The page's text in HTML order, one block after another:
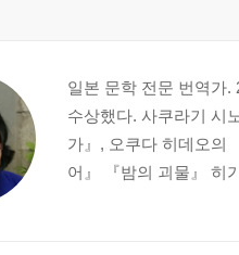
일본 문학 전문 번역가.
수상했다. 사쿠라기 시
가』, 오쿠다 히데오의
어』 『밤의 괴물』 히